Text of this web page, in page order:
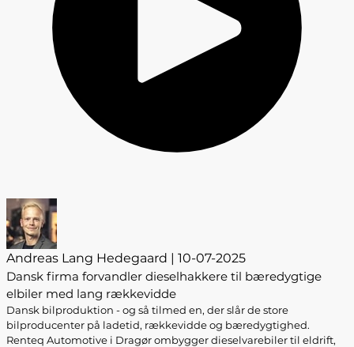
Andreas Lang Hedegaard | 10-07-2025
Dansk firma forvandler dieselhakkere til bæredygtige
elbiler med lang rækkevidde
Dansk bilproduktion - og så tilmed en, der slår de store
bilproducenter på ladetid, rækkevidde og bæredygtighed.
Renteq Automotive i Dragør ombygger dieselvarebiler til eldrift,